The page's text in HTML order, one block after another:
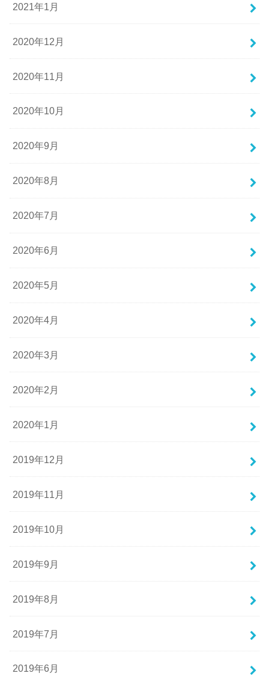
2021年1月
2020年12月
2020年11月
2020年10月
2020年9月
2020年8月
2020年7月
2020年6月
2020年5月
2020年4月
2020年3月
2020年2月
2020年1月
2019年12月
2019年11月
2019年10月
2019年9月
2019年8月
2019年7月
2019年6月